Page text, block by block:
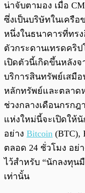
น่าจับตามอง เมื่อ
ซึ่งเป็นบริษัทในเครือข
หนึ่งในธนาคารที่ทร
ตัวกระดานเทรดคริป
เปิดตัวนี้เกิดขึ้นหลัง
บริการสินทรัพย์เสมื
หลักทรัพย์และตลาด
ช่วงกลางเดือนกรก
แห่งใหม่นี้จะเปิดให้
อย่าง Bitcoin (BTC),
ตลอด 24 ชั่วโมง อย่
ไว้สำหรับ “นักลงทุ
เท่านั้น